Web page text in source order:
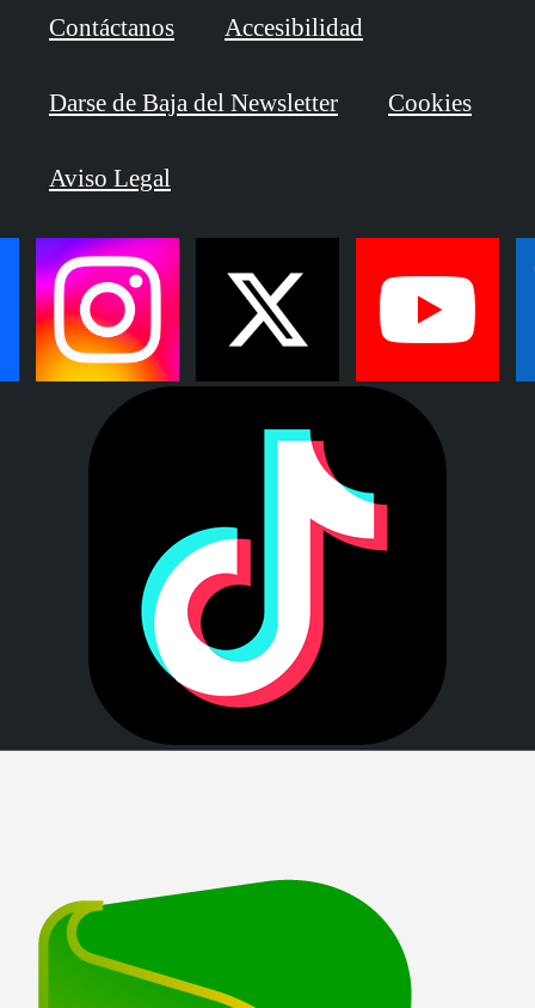
Contáctanos Accesibilidad
Darse de Baja del Newsletter Cookies
Aviso Legal